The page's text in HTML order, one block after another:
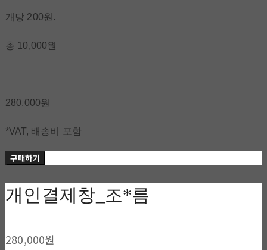
개당 200원.
총 10,000원
280,000원
*VAT, 배송비 포함
구매하기
개인결제창_조*름
280,000원